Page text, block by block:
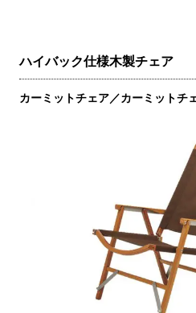
ハイバック仕様木製チェア
カーミットチェア／カーミット